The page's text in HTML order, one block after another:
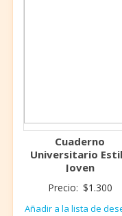
Cuaderno
Universitario
Joven
Precio: $1.300
Añadir a la lista de